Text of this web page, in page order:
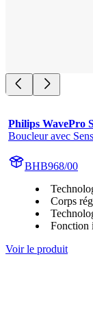
Philips WavePro
Boucleur avec
BHB968/00
Corps
Fonction
Voir le produit